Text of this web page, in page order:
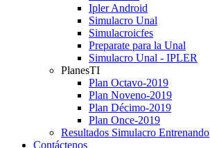
Ipler Android
Simulacro Unal
Simulacroicfes
Preparate para la Unal
Simulacro Unal - IPLER
PlanesTI
Plan Octavo-2019
Plan Noveno-2019
Plan Décimo-2019
Plan Once-2019
Resultados Simulacro Entrenando
Contáctenos